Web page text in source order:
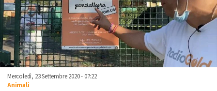
Mercoledì, 23 Settembre 2020 - 07:22
Animali